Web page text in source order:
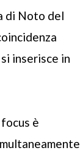
di Noto del
inserisce in
è